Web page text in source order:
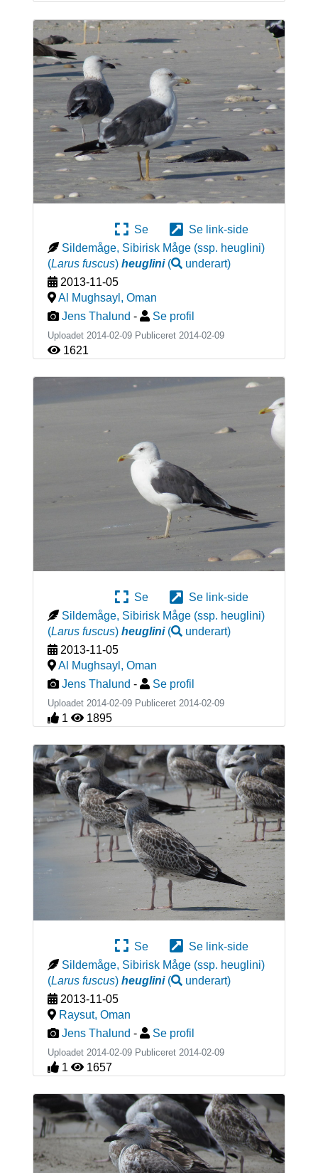
Se
Se link-side
Sildemåge, Sibirisk Måge (ssp. heuglini)
(Larus fuscus) heuglini( underart)
2013-11-05
Al Mughsayl , Oman
Jens Thalund - Se profil
Uploadet 2014-02-09 Publiceret 2014-02-09
1621
Se
Se link-side
Sildemåge, Sibirisk Måge (ssp. heuglini)
(Larus fuscus) heuglini( underart)
2013-11-05
Al Mughsayl , Oman
Jens Thalund - Se profil
Uploadet 2014-02-09 Publiceret 2014-02-09
1 1895
Se
Se link-side
Sildemåge, Sibirisk Måge (ssp. heuglini)
(Larus fuscus) heuglini( underart)
2013-11-05
Raysut, Oman
Jens Thalund - Se profil
Uploadet 2014-02-09 Publiceret 2014-02-09
1 1657